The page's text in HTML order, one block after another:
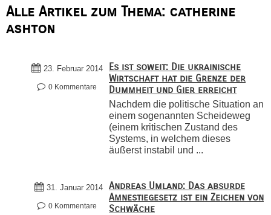
Alle Artikel zum Thema: catherine
ashton
23. Februar 2014
0 Kommentare
Es ist soweit: Die ukrainische
Wirtschaft hat die Grenze der
Dummheit und Gier erreicht
Nachdem die politische Situation an
einem sogenannten Scheideweg
(einem kritischen Zustand des
Systems, in welchem dieses
äußerst instabil und ...
31. Januar 2014
0 Kommentare
Andreas Umland: Das absurde
Amnestiegesetz ist ein Zeichen von
Schwäche